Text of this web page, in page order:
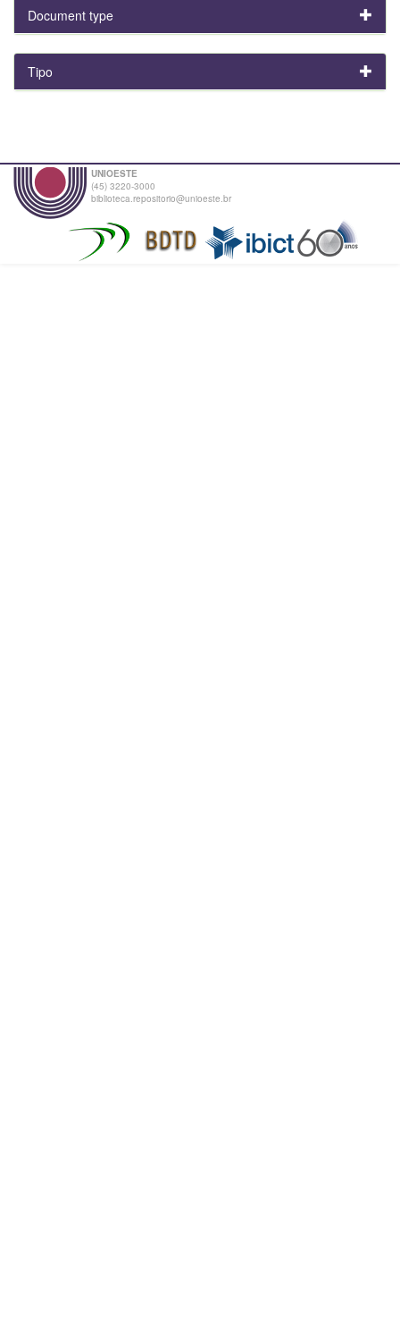
Document type
Tipo
UNIOESTE
(45) 3220-3000
biblioteca.repositorio@unioeste.br